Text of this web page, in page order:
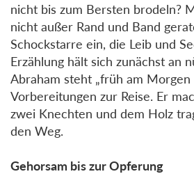
nicht bis zum Bersten brodeln?
nicht außer Rand und Band
Schockstarre ein, die Leib und
Erzählung hält sich zunächst an
Abraham steht „früh am
Vorbereitungen zur Reise. Er
zwei Knechten und dem Holz
den Weg.
Gehorsam bis zur Opferung